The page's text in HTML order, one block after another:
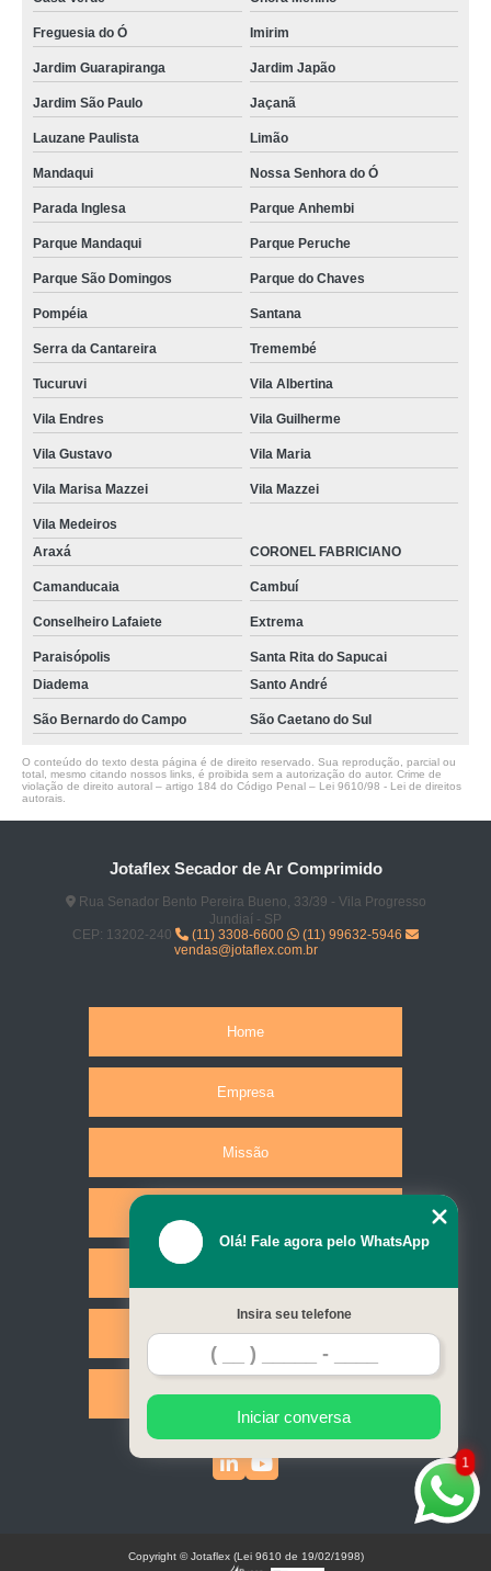
Freguesia do Ó Imirim
Jardim Guarapiranga Jardim Japão
Jardim São Paulo Jaçanã
Lauzane Paulista Limão
Mandaqui Nossa Senhora do Ó
Parada Inglesa Parque Anhembi
Parque Mandaqui Parque Peruche
Parque São Domingos Parque do Chaves
Pompéia Santana
Serra da Cantareira Tremembé
Tucuruvi Vila Albertina
Vila Endres Vila Guilherme
Vila Gustavo Vila Maria
Vila Marisa Mazzei Vila Mazzei
Vila Medeiros
Araxá
CORONEL FABRICIANO
Camanducaia Cambuí
Conselheiro Lafaiete Extrema
Paraisópolis
Santa Rita do Sapucai
Diadema
Santo André
São Bernardo do Campo São Caetano do Sul
O conteúdo do texto desta página é de direito reservado. Sua reprodução, parcial ou
total, mesmo citando nossos links, é proibida sem a autorização do autor. Crime de
violação de direito autoral – artigo 184 do Código Penal – Lei 9610/98 - Lei de direitos
autorais
Jotaflex Secador de Ar Comprimido
Rua Senador Bento Pereira Bueno, 33/39 - Vila Progresso
Jundiaí - SP
CEP: 13202-240
(11) 3308-6600
(11) 99632-5946
vendas@jotaflex.com.br
Home
Empresa
Missão
Contato
Mapa do site
1
Olá! Fale agora pelo WhatsApp
Insira seu telefone
Iniciar conversa
Copyright © Jotaflex (Lei 9610 de 19/02/1998)